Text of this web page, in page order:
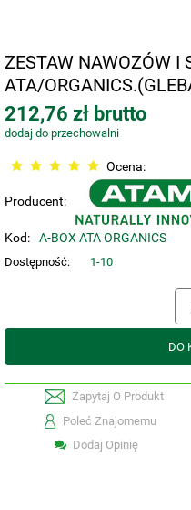
ZESTAW NAWOZÓW I
ATA/
212,76 zł brutto
dodaj do przechowalni
Ocena:
Producent:
Kod: A-BOX ATA ORGANICS
Dostępność: 1-10
DO
Zapytaj O Produkt
Poleć Znajomemu
Dodaj Opinię